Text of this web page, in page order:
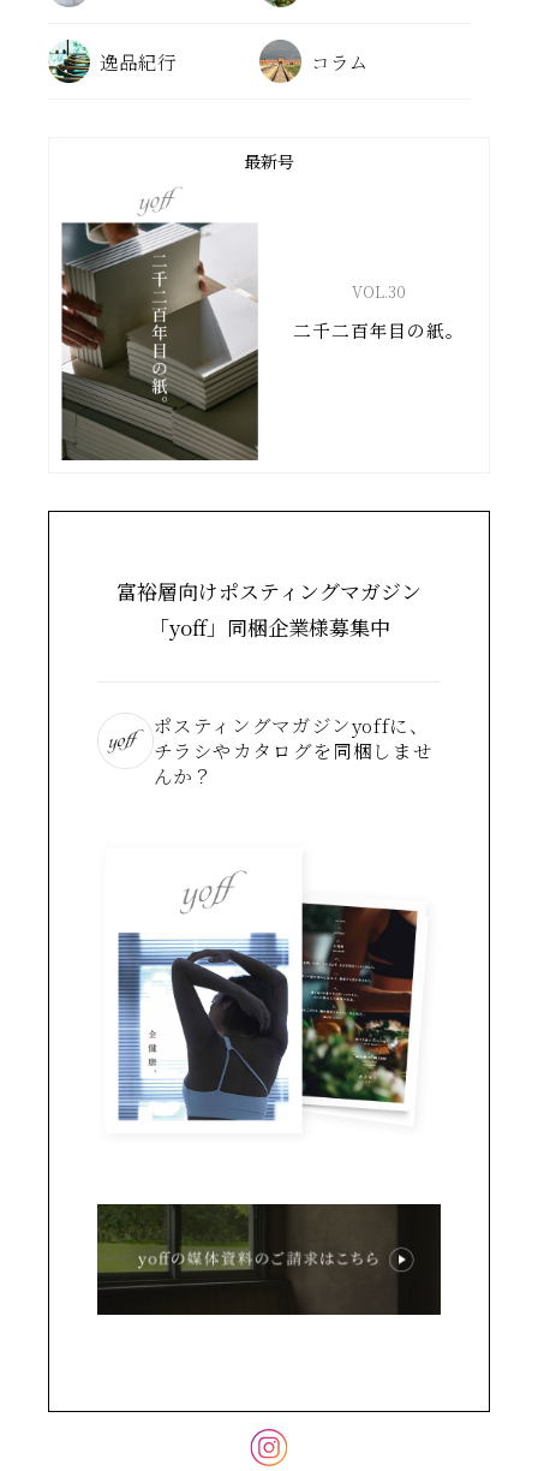
逸品紀行 コラム
最新号
VOL.30
二千二百年目の紙。
富裕層向けポスティングマガジン
「yoff」同梱企業様募集中
ポスティングマガジンyoffに、
チラシやカタログを同梱しませ
んか？